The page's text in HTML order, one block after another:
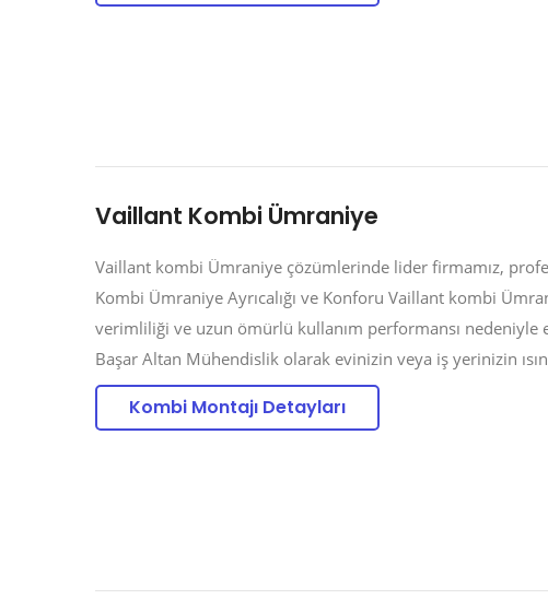
Vaillant Kombi Ümraniye
Vaillant kombi Ümraniye çözümlerinde lider firmamız,
Kombi Ümraniye Ayrıcalığı ve Konforu Vaillant kombi
verimliliği ve uzun ömürlü kullanım performansı nedeniyle
Başar Altan Mühendislik olarak evinizin veya iş yerinizin
Kombi Montajı Detayları